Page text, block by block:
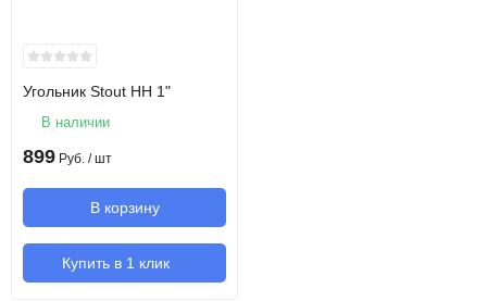
Угольник Stout НН 1"
В наличии
899 Руб. / шт
В корзину
Купить в 1 клик